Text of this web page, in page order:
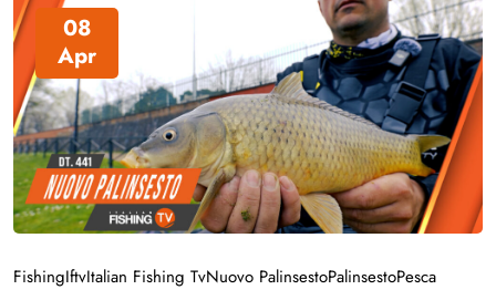
08
Apr
FishingIftvItalian Fishing TvNuovo PalinsestoPalinsestoPesca